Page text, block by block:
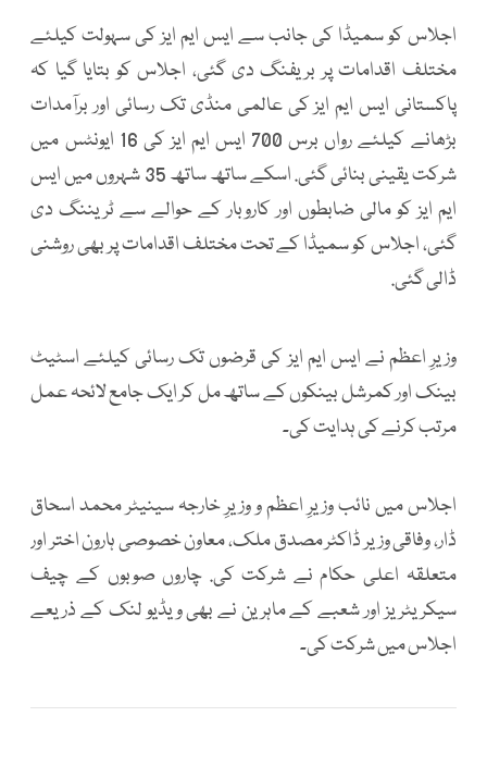
اجلاس کو سمیڈا کی جانب سے ایس ایم ایز کی سہولت کیلئے
مختلف اقدامات پر بریفنگ دی گئی، اجلاس کو بتایا گیا کہ
پاکستانی ایس ایم ایز کی عالمی منڈی تک رسائی اور برآمدات
بڑھانے کیلئے رواں برس 700 ایس ایم ایز کی 16 ایونٹس میں
شرکت یقینی بنائی گئی. اسکے ساتھ ساتھ 35 شہروں میں ایس
ایم ایز کو مالی ضابطوں اور کاروبار کے حوالے سے ٹریننگ دی
گئی، اجلاس کو سمیڈا کے تحت مختلف اقدامات پر بھی روشنی
ڈالی گئی.
وزیرِ اعظم نے ایس ایم ایز کی قرضوں تک رسائی کیلئے اسٹیٹ
بینک اور کمرشل بینکوں کے ساتھ مل کر ایک جامع لائحہ عمل
مرتب کرنے کی ہدایت کی۔
اجلاس میں نائب وزیرِ اعظم و وزیرِ خارجہ سینیٹر محمد اسحاق
ڈار، وفاقی وزیر ڈاکٹر مصدق ملک، معاون خصوصی ہارون اختر اور
متعلقہ اعلی حکام نے شرکت کی. چاروں صوبوں کے چیف
سیکریٹریز اور شعبے کے ماہرین نے بھی ویڈیو لنک کے ذریعے
اجلاس میں شرکت کی۔